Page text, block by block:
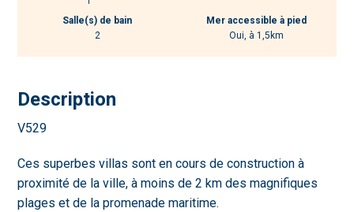
Salle(s) de bain
2
Mer accessible à pied
Oui, à 1,5km
Description
V529
Ces superbes villas sont en cours de construction à
proximité de la ville, à moins de 2 km des magnifiques
plages et de la promenade maritime.